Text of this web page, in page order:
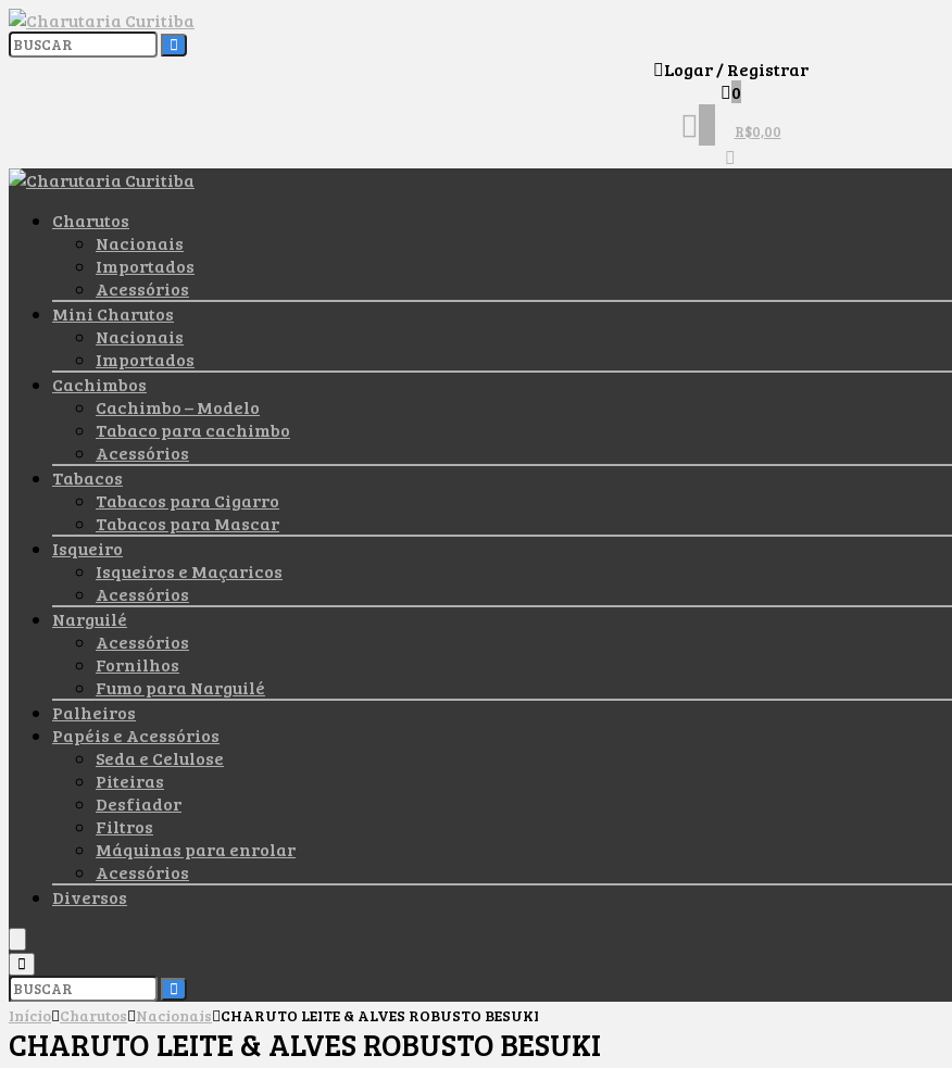
Logar / Registrar
0
R$0,00
Charutos
Nacionais
Importados
Acessórios
Mini Charutos
Nacionais
Importados
Cachimbos
Cachimbo – Modelo
Tabaco para cachimbo
Acessórios
Tabacos
Tabacos para Cigarro
Tabacos para Mascar
Isqueiro
Isqueiros e Maçaricos
Acessórios
Narguilé
Acessórios
Fornilhos
Fumo para Narguilé
Palheiros
Papéis e Acessórios
Seda e Celulose
Piteiras
Desfiador
Filtros
Máquinas para enrolar
Acessórios
Diversos
Início Charutos Nacionais CHARUTO LEITE & ALVES ROBUSTO BESUKI
CHARUTO LEITE & ALVES ROBUSTO BESUKI